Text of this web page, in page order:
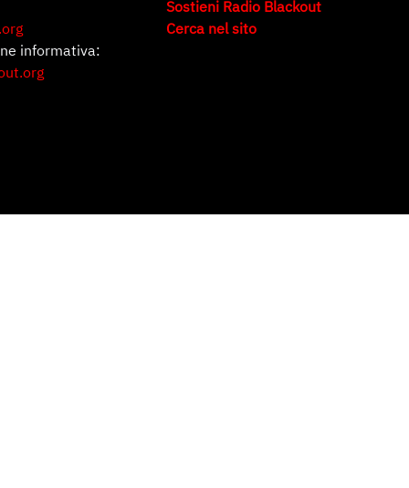
informativa:
Sostieni Radio Blackout
Cerca nel sito